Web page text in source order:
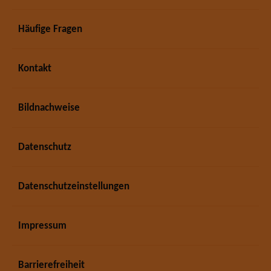
Häufige Fragen
Kontakt
Bildnachweise
Datenschutz
Datenschutzeinstellungen
Impressum
Barrierefreiheit